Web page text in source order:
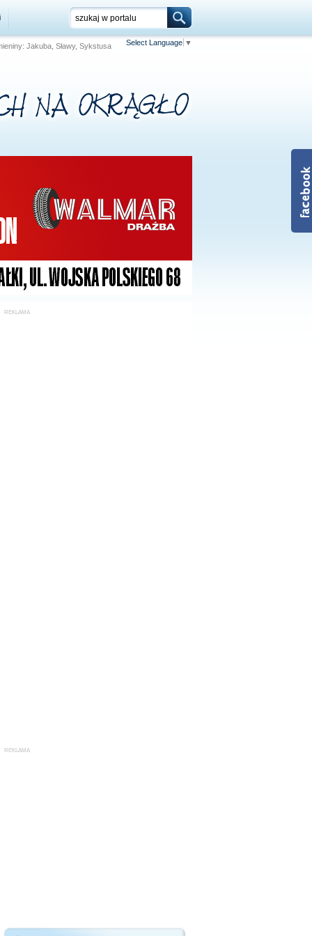
Jakuba, Sławy, Sykstusa Select Language ▼